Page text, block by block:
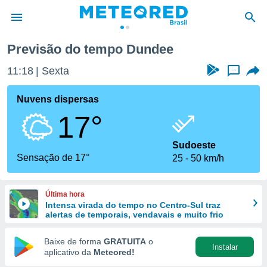
da
fornecidas
a este
das
e
forma
digital
Previsão do tempo Dundee
11:18 Sexta ...
Nuvens dispersas
17°
Sensação de 17°
Sudoeste
25
50 km/h
Última hora
Intensa virada do tempo no Centro-Sul traz
alertas de temporais, vendavais e muito frio
Baixe de forma GRATUITA o
aplicativo da Meteored!
Instalar